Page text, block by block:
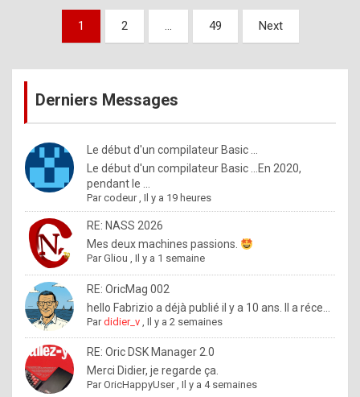
a
%
m
a
d
b
y
o
l
e
x
Pagination
publications
1 2 … 49 Next
Derniers Messages
Le début d'un compilateur Basic ...
Le début d'un compilateur Basic ...En 2020,
pendant le ...
Parcodeur,Il y a 19 heures
RE: NASS 2026
Mes deux machines passions.
ParGliou ,Il y a 1 semaine
RE: OricMag 002
hello Fabrizio a déjà publié il y a 10 ans. Il a réce...
Pardidier_v ,Il y a 2 semaines
RE: Oric DSK Manager 2.0
Merci Didier, je regarde ça.
ParOricHappyUser,Il y a 4 semaines